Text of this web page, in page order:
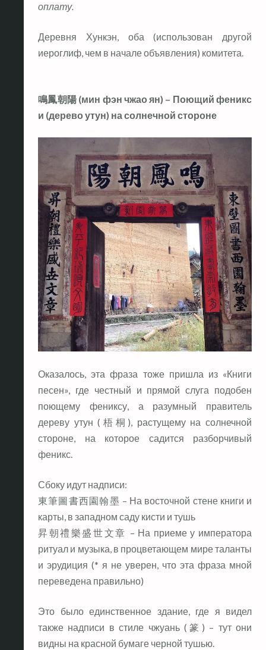
оплату.
Деревня Хункэн, оба (использован другой
иероглиф, чем в начале объявления) комитета.
鳴鳳朝陽 (мин фэн чжао ян) – Поющий феникс
и (дерево утун) на солнечной стороне
Оказалось, эта фраза тоже пришла из «Книги
песен», где честный и прямой слуга подобен
поющему фениксу, а разумный правитель
дереву утун (梧桐), растущему на солнечной
стороне, на которое садится разборчивый
феникс.
Сбоку идут надписи:
東筆圖書西園翰墨 – На восточной стене книги и
карты, в западном саду кисти и тушь
昇朝禮樂盛世文章 – На приеме у императора
ритуал и музыка, в процветающем мире таланты
и эрудиция (* я не уверен, что эта фраза мной
переведена правильно)
Это было единственное здание, где я видел
также надписи в стиле чжуань (篆) – тут они
видны на красной бумаге черной тушью.